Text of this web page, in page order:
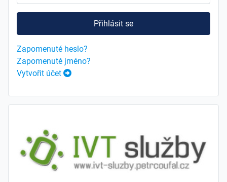
Přihlásit se
Zapomenuté heslo?
Zapomenuté jméno?
Vytvořit účet